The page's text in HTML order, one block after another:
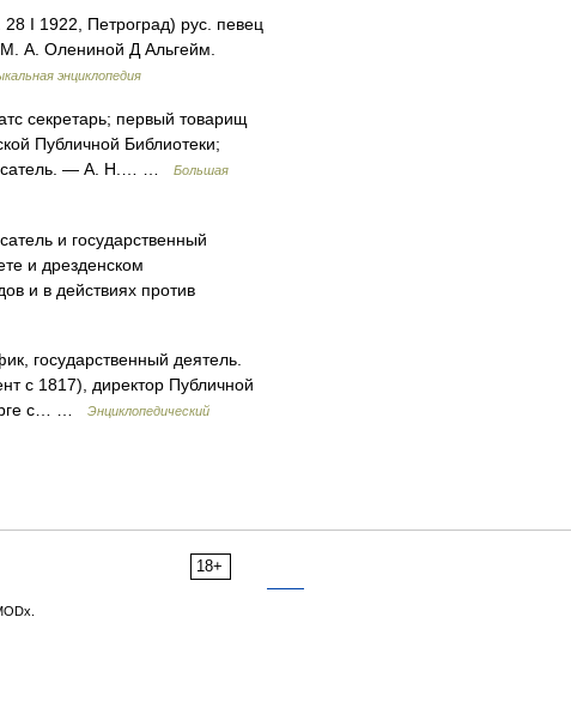
I 1922, Петроград) рус. певец
А. Олениной Д Альгейм.
энциклопедия
секретарь; первый товарищ
Публичной Библиотеки;
― А. Н.… …
Большая
и государственный
и дрезденском
и в действиях против
государственный деятель.
с 1817), директор Публичной
с… …
Энциклопедический
18+